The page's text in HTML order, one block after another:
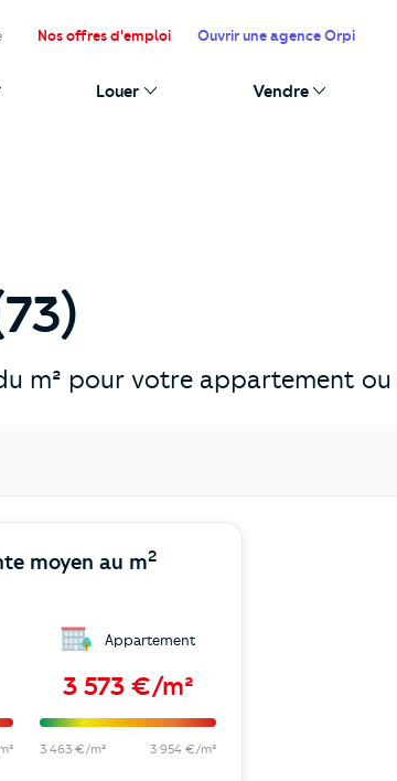
Nos offres d'emploi Ouvrir une agence Orpi
Louer Vendre
m² pour votre appartement
moyen au m2
Appartement
3 573 €/m²
3 463 €/m² 3 954 €/m²